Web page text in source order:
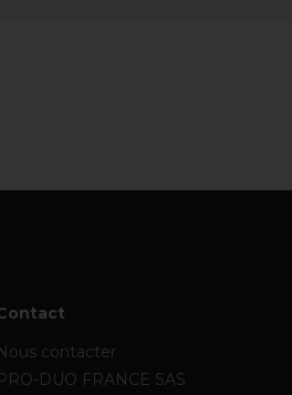
contacter
DUO FRANCE SAS